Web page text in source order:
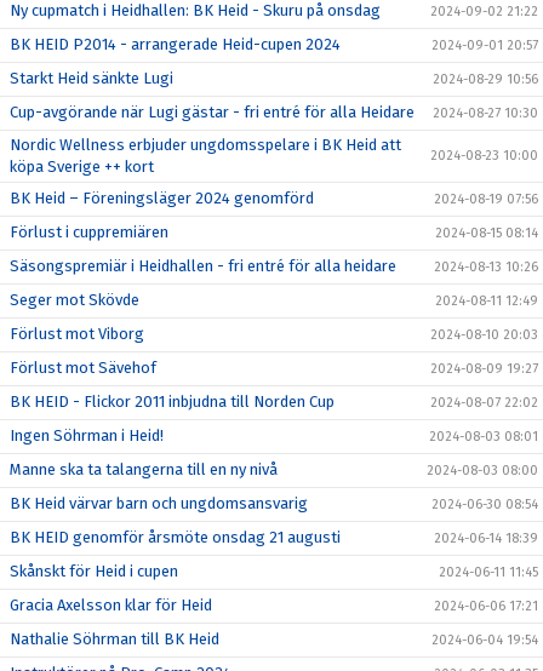
Ny cupmatch i Heidhallen: BK Heid - Skuru på onsdag 2024-09-02 21:22
BK HEID P2014 - arrangerade Heid-cupen 2024 2024-09-01 20:57
Starkt Heid sänkte Lugi 2024-08-29 10:56
Cup-avgörande när Lugi gästar - fri entré för alla Heidare 2024-08-27 10:30
Nordic Wellness erbjuder ungdomsspelare i BK Heid att
köpa Sverige ++ kort
2024-08-23 10:00
BK Heid – Föreningsläger 2024 genomförd 2024-08-19 07:56
Förlust i cuppremiären 2024-08-15 08:14
Säsongspremiär i Heidhallen - fri entré för alla heidare 2024-08-13 10:26
Seger mot Skövde 2024-08-11 12:49
Förlust mot Viborg 2024-08-10 20:03
Förlust mot Sävehof 2024-08-09 19:27
BK HEID - Flickor 2011 inbjudna till Norden Cup 2024-08-07 22:02
Ingen Söhrman i Heid! 2024-08-03 08:01
Manne ska ta talangerna till en ny nivå 2024-08-03 08:00
BK Heid värvar barn och ungdomsansvarig 2024-06-30 08:54
BK HEID genomför årsmöte onsdag 21 augusti 2024-06-14 18:39
Skånskt för Heid i cupen 2024-06-11 11:45
Gracia Axelsson klar för Heid 2024-06-06 17:21
Nathalie Söhrman till BK Heid 2024-06-04 19:54